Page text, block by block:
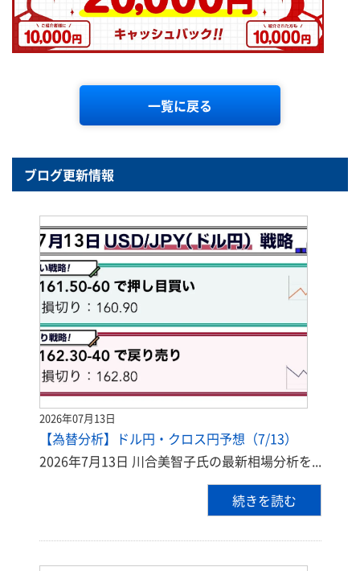
一覧に戻る
ブログ更新情報
2026年07月13日
【為替分析】ドル円・クロス円予想（7/13）
2026年7月13日 川合美智子氏の最新相場分析を...
続きを読む